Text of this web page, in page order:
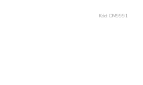
Kód: OM9991